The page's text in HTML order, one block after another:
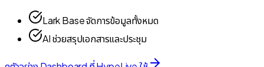
Lark Base จัดการข้อมูลทั้งหมด
AI ช่วยสรุปเอกสารและประชุม